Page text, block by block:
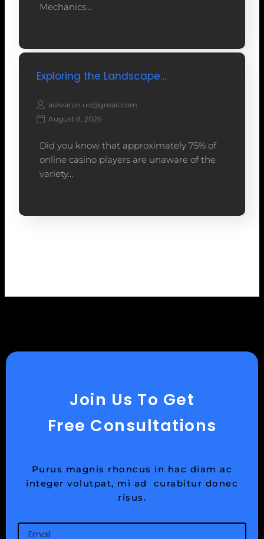
Mechanics…
Exploring the Landscape…
askvarun.ud@gmail.com
August 8, 2026
Did you know that approximately 75% of
online casino players are unaware of the
variety…
Join Us To Get
Free Consultations
Purus magnis rhoncus in hac diam ac
integer volutpat, mi ad curabitur donec
risus.
Email